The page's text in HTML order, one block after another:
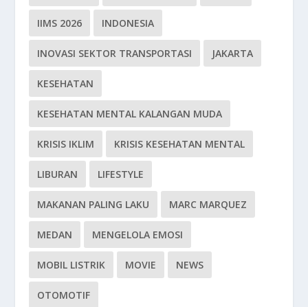
IIMS 2026 INDONESIA
INOVASI SEKTOR TRANSPORTASI JAKARTA
KESEHATAN
KESEHATAN MENTAL KALANGAN MUDA
KRISIS IKLIM KRISIS KESEHATAN MENTAL
LIBURAN LIFESTYLE
MAKANAN PALING LAKU MARC MARQUEZ
MEDAN MENGELOLA EMOSI
MOBIL LISTRIK MOVIE NEWS
OTOMOTIF